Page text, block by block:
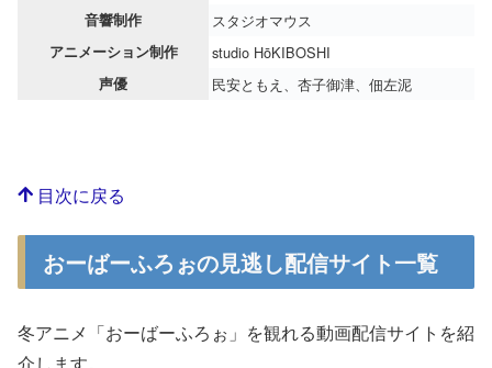
音響制作 スタジオマウス
アニメーション制作 studio HōKIBOSHI
声優 民安ともえ、杏子御津、佃左泥
目次に戻る
おーばーふろぉの見逃し配信サイト一覧
冬アニメ「おーばーふろぉ」を観れる動画配信サイトを紹
介します。